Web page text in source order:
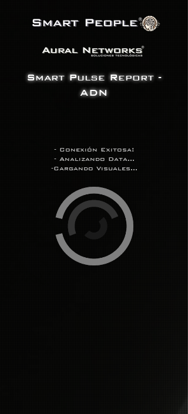
Smart Pulse Report -
ADN
- Conexión Exitosa!
- Analizando Data...
-Cargando Visuales...